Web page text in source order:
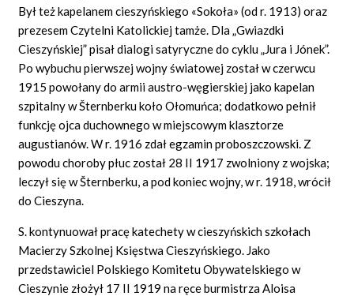
Był też kapelanem cieszyńskiego «Sokoła» (od r. 1913) oraz
prezesem Czytelni Katolickiej tamże. Dla „Gwiazdki
Cieszyńskiej” pisał dialogi satyryczne do cyklu „Jura i Jónek”.
Po wybuchu pierwszej wojny światowej został w czerwcu
1915 powołany do armii austro-węgierskiej jako kapelan
szpitalny w Šternberku koło Ołomuńca; dodatkowo pełnił
funkcję ojca duchownego w miejscowym klasztorze
augustianów. W r. 1916 zdał egzamin proboszczowski. Z
powodu choroby płuc został 28 II 1917 zwolniony z wojska;
leczył się w Šternberku, a pod koniec wojny, w r. 1918, wrócił
do Cieszyna.
S. kontynuował pracę katechety w cieszyńskich szkołach
Macierzy Szkolnej Księstwa Cieszyńskiego. Jako
przedstawiciel Polskiego Komitetu Obywatelskiego w
Cieszynie złożył 17 II 1919 na ręce burmistrza Aloisa